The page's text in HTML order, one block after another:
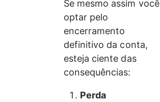
Se mesmo assim você
optar pelo
encerramento
definitivo da conta,
esteja ciente das
consequências:
Perda